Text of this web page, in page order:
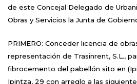
de este Concejal Delegado de
Obras y Servicios la Junta de
PRIMERO: Conceder licencia de
representación de Trasinrent, S.L.,
fibrocemento del pabellón sito en
Ipintza, 29 con arreglo a las